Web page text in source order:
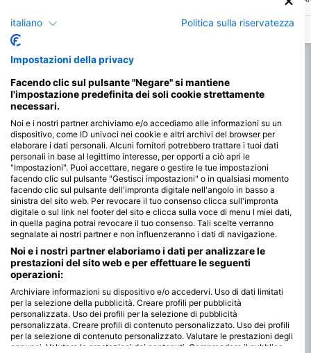
con una profondità massima di 18 metri, è
perfetta per testare il tuo livello di
così per i suoi
questo sito è perfetto
acqua libera che
I mesi migliori per immergersi a Barra e
italiano Politica sulla riservatezza
Impostazioni della privacy
Facendo clic sul pulsante "Negare" si mantiene
l'impostazione predefinita dei soli cookie strettamente
necessari.
Noi e i nostri partner archiviamo e/o accediamo alle informazioni su un
dispositivo, come ID univoci nei cookie e altri archivi del browser per
elaborare i dati personali. Alcuni fornitori potrebbero trattare i tuoi dati
personali in base al legittimo interesse, per opporti a ciò apri le
"Impostazioni". Puoi accettare, negare o gestire le tue impostazioni
facendo clic sul pulsante "Gestisci impostazioni" o in qualsiasi momento
facendo clic sul pulsante dell'impronta digitale nell'angolo in basso a
sinistra del sito web. Per revocare il tuo consenso clicca sull'impronta
digitale o sul link nel footer del sito e clicca sulla voce di menu I miei dati,
in quella pagina potrai revocare il tuo consenso. Tali scelte verranno
segnalate ai nostri partner e non influenzeranno i dati di navigazione.
Noi e i nostri partner elaboriamo i dati per analizzare le
prestazioni del sito web e per effettuare le seguenti
operazioni:
Archiviare informazioni su dispositivo e/o accedervi. Uso di dati limitati
per la selezione della pubblicità. Creare profili per pubblicità
personalizzata. Uso dei profili per la selezione di pubblicità
personalizzata. Creare profili di contenuto personalizzato. Uso dei profili
per la selezione di contenuto personalizzato. Valutare le prestazioni degli
annunci. Valutare le prestazioni dei contenuti. Comprendere il pubblico